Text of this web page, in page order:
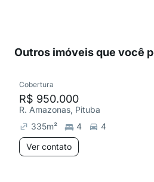
Outros imóveis que você
Cobertura
R$ 950.000
R. Amazonas, Pituba
335m² 4
4
Ver contato